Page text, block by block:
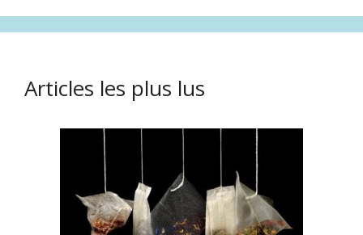
Articles les plus lus